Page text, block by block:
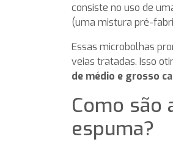
consiste no uso de
(uma mistura pré-
Essas microbolhas
veias tratadas. Isso
de médio e grosso
Como são
espuma?